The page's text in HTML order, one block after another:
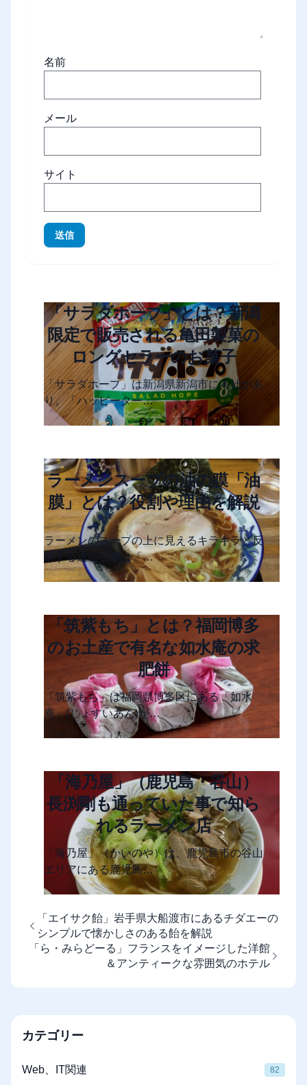
名前
メール
サイト
送信
「サラダホープ」とは？新潟
限定で販売される亀田製菓の
ロングセラーのお菓子
「サラダホープ」は新潟県新潟市に本社があ
り、「ハッピーター…
ラーメンスープの油の膜「油
膜」とは？役割や理由を解説
ラーメンのスープの上に見えるキラキラと反
射する透明な層は「…
「筑紫もち」とは？福岡博多
のお土産で有名な如水庵の求
肥餅
「筑紫もち」は福岡県博多区にある「如水
庵」(じょすいあん)が…
「海乃屋」（鹿児島・谷山）
長渕剛も通っていた事で知ら
れるラーメン店
「海乃屋」（かいのや）は、鹿児島市の谷山
エリアにある鹿児島…
「エイサク飴」岩手県大船渡市にあるチダエーの
シンプルで懐かしさのある飴を解説
「ら・みらどーる」フランスをイメージした洋館
＆アンティークな雰囲気のホテル
カテゴリー
Web、IT関連 82